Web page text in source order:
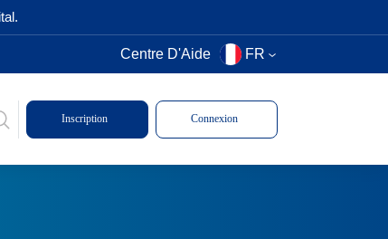
Centre D'Aide FR
Inscription Connexion